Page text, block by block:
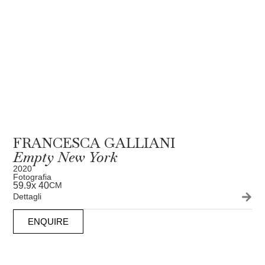
FRANCESCA GALLIANI
Empty New York
2020
Fotografia
59.9x 40CM
Dettagli
ENQUIRE